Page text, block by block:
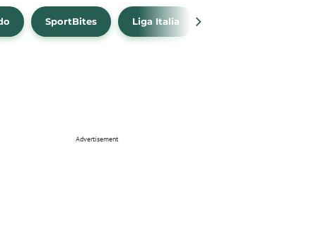
SportBites Liga Italia
Advertisement